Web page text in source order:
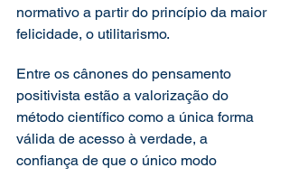
normativo a partir do princípio da maior
felicidade, o utilitarismo.
Entre os cânones do pensamento
positivista estão a valorização do
método científico como a única forma
válida de acesso à verdade, a
confiança de que o único modo